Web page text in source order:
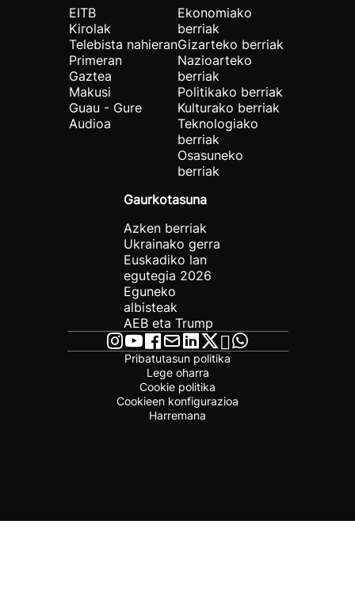
EITB
Kirolak
Telebista nahieran
Primeran
Gaztea
Makusi
Guau - Gure
Audioa
Ekonomiako
berriak
Gizarteko berriak
Nazioarteko
berriak
Politikako berriak
Kulturako berriak
Teknologiako
berriak
Osasuneko
berriak
Gaurkotasuna
Azken berriak
Ukrainako gerra
Euskadiko lan
egutegia 2026
Eguneko
albisteak
AEB eta Trump
Pribatutasun politika
Lege oharra
Cookie politika
Cookieen konfigurazioa
Harremana